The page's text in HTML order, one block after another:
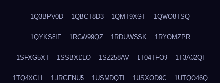
1Q3BPV0D 1QBCT8D3 1QMT9XGT 1QWO8TSQ
1QYKS8IF 1RCW99QZ 1RDUWSSK 1RYOMZPR
1SFXG5XT 1SSBXDLO 1SZ258AV 1T04TFO9 1T3A32QI
1TQ4XCLI 1URGFNU5 1USMDQTI 1USXOD9C 1UTQO46Q